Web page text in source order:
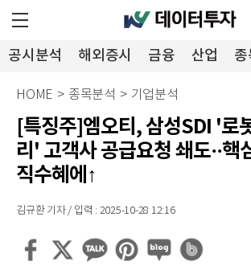
공시분석 해외증시 금융 산업 종
HOME > 종목분석 > 기업분석
[특징주]엠오티, 삼성SDI '로
리' 고객사 공급요청 쇄도··핵
직수혜에↑
김규환 기자 / 입력 : 2025-10-28 12:16